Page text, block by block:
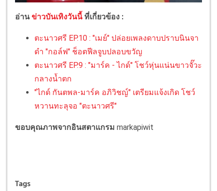
อ่านข่าวบันเทิงวันนี้ ที่เกี่ยวข้อง :
ตะนาวศรี EP.10 : "เมย์" ปล่อยเพลงดาบปราบนินจา
ดำ "กอล์ฟ" ช็อตฟีลจูบปลอบขวัญ
ตะนาวศรี EP.9 : "มาร์ค - ไกด์" โชว์หุ่นแน่นขาวจั๊วะ
กลางน้ำตก
"ไกด์ กันตพล-มาร์ค อภิวิชญ์" เตรียมแจ้งเกิด โชว์
หวานทะลุจอ "ตะนาวศรี"
ขอบคุณภาพจากอินสตาแกรม markapiwit
Tags